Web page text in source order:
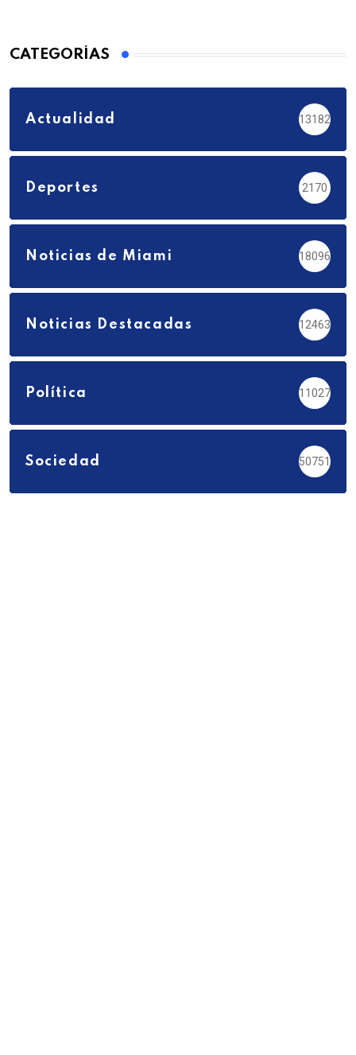
CATEGORÍAS
Actualidad 13182
Deportes 2170
Noticias de Miami 18096
Noticias Destacadas 12463
Política 11027
Sociedad 50751